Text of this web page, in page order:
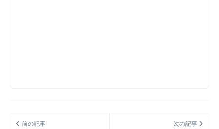
前の記事 次の記事